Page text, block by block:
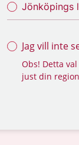
Jönköpings
Jag vill inte
Obs! Detta
just din